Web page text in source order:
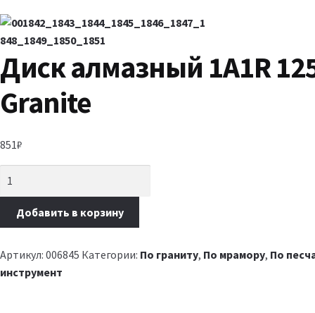
Диск алмазный 1A1R
Granite
851₽
Добавить в корзину
Артикул: 006845 Категории: По граниту, По мрамору, По
инструмент